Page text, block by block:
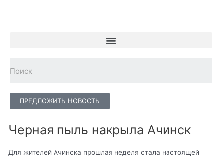
ПРЕДЛОЖИТЬ НОВОСТЬ
Черная пыль накрыла Ачинск
Для жителей Ачинска прошлая неделя стала настоящей